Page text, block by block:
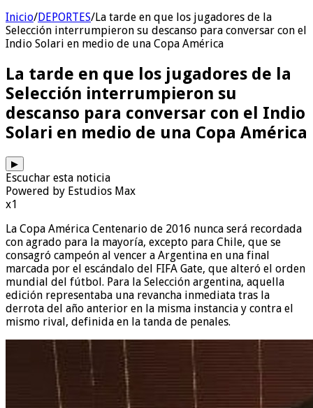
Inicio/DEPORTES/La tarde en que los jugadores de la
Selección interrumpieron su descanso para conversar con el
Indio Solari en medio de una Copa América
La tarde en que los jugadores de la
Selección interrumpieron su
descanso para conversar con el Indio
Solari en medio de una Copa América
▶
Escuchar esta noticia
Powered by Estudios Max
x1
La Copa América Centenario de 2016 nunca será recordada
con agrado para la mayoría, excepto para Chile, que se
consagró campeón al vencer a Argentina en una final
marcada por el escándalo del FIFA Gate, que alteró el orden
mundial del fútbol. Para la Selección argentina, aquella
edición representaba una revancha inmediata tras la
derrota del año anterior en la misma instancia y contra el
mismo rival, definida en la tanda de penales.